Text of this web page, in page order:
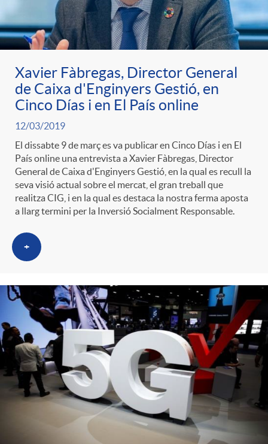
Xavier Fàbregas, Director General
de Caixa d'Enginyers Gestió, en
Cinco Días i en El País online
12/03/2019
El dissabte 9 de març es va publicar en Cinco Días i en El
País online una entrevista a Xavier Fàbregas, Director
General de Caixa d'Enginyers Gestió, en la qual es recull la
seva visió actual sobre el mercat, el gran treball que
realitza CIG, i en la qual es destaca la nostra ferma aposta
a llarg termini per la Inversió Socialment Responsable.
+